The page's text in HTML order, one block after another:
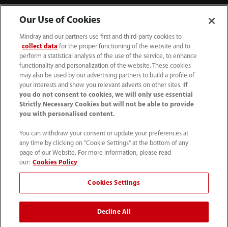
Acerca de Mindray
Información de contacto
52 55 5661 9450
intl-market@mindray.com
Our Use of Cookies
Mindray and our partners use first and third-party cookies to
collect data for the proper functioning of the website and to
perform a statistical analysis of the use of the service, to enhance
functionality and personalization of the website. These cookies
may also be used by our advertising partners to build a profile of
your interests and show you relevant adverts on other sites.
If
you do not consent to cookies, we will only use essential
Strictly Necessary Cookies but will not be able to provide
you with personalised content.
You can withdraw your consent or update your preferences at
any time by clicking on "Cookie Settings" at the bottom of any
page of our Website. For more information, please read
our: Cookies Policy
Cookies Settings
Decline All